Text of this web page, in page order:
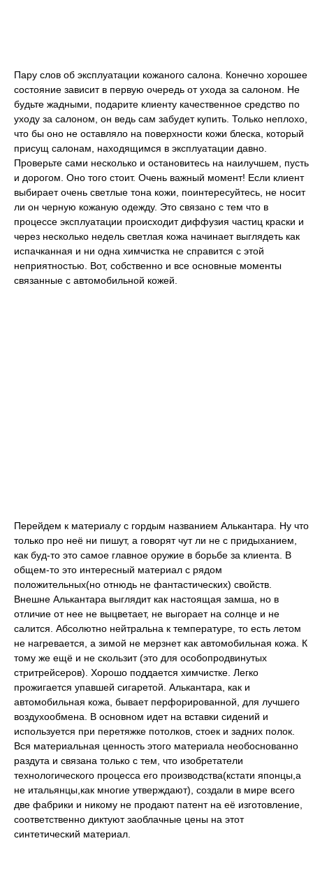
Пару слов об эксплуатации кожаного салона. Конечно хорошее
состояние зависит в первую очередь от ухода за салоном. Не
будьте жадными, подарите клиенту качественное средство по
уходу за салоном, он ведь сам забудет купить. Только неплохо,
что бы оно не оставляло на поверхности кожи блеска, который
присущ салонам, находящимся в эксплуатации давно.
Проверьте сами несколько и остановитесь на наилучшем, пусть
и дорогом. Оно того стоит. Очень важный момент! Если клиент
выбирает очень светлые тона кожи, поинтересуйтесь, не носит
ли он черную кожаную одежду. Это связано с тем что в
процессе эксплуатации происходит диффузия частиц краски и
через несколько недель светлая кожа начинает выглядеть как
испачканная и ни одна химчистка не справится с этой
неприятностью. Вот, собственно и все основные моменты
связанные с автомобильной кожей.
Перейдем к материалу с гордым названием Алькантара. Ну что
только про неё ни пишут, а говорят чут ли не с придыханием,
как буд-то это самое главное оружие в борьбе за клиента. В
общем-то это интересный материал с рядом
положительных(но отнюдь не фантастических) свойств.
Внешне Алькантара выглядит как настоящая замша, но в
отличие от нее не выцветает, не выгорает на солнце и не
салится. Абсолютно нейтральна к температуре, то есть летом
не нагревается, а зимой не мерзнет как автомобильная кожа. К
тому же ещё и не скользит (это для особопродвинутых
стритрейсеров). Хорошо поддается химчистке. Легко
прожигается упавшей сигаретой. Алькантара, как и
автомобильная кожа, бывает перфорированной, для лучшего
воздухообмена. В основном идет на вставки сидений и
используется при перетяжке потолков, стоек и задних полок.
Вся материальная ценность этого материала необоснованно
раздута и связана только с тем, что изобретатели
технологического процесса его производства(кстати японцы,а
не итальянцы,как многие утверждают), создали в мире всего
две фабрики и никому не продают патент на её изготовление,
соответственно диктуют заоблачные цены на этот
синтетический материал.